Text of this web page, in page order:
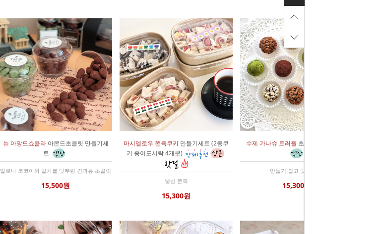
뉴 아망드쇼콜라아몬드초콜릿 만들기세
트
발로나 코코아와 말차를 덧뿌린 견과류 초콜릿
15,500원
마시멜로우 쫀득쿠키 만들기세트 (2종쿠
키 종이도시락 4개분)
뽕신 쫀득
15,300원
수제 가나슈 트러플 초콜릿 만들기세트
만들기 쉽고 맛은 최고
15,300원